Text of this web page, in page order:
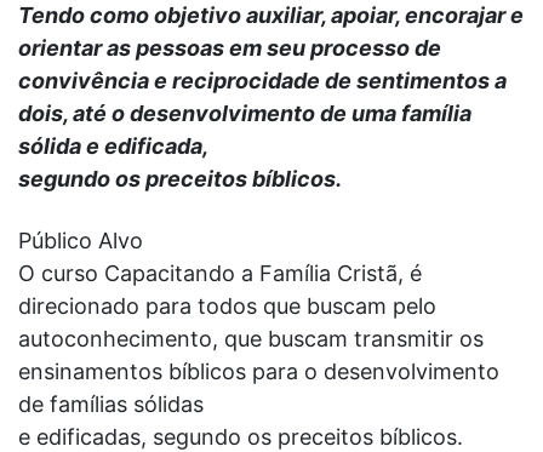
Tendo como objetivo auxiliar, apoiar, encorajar e
orientar as pessoas em seu processo de
convivência e reciprocidade de sentimentos a
dois, até o desenvolvimento de uma família
sólida e edificada,
segundo os preceitos bíblicos.
Público Alvo
O curso Capacitando a Família Cristã, é
direcionado para todos que buscam pelo
autoconhecimento, que buscam transmitir os
ensinamentos bíblicos para o desenvolvimento
de famílias sólidas
e edificadas, segundo os preceitos bíblicos.